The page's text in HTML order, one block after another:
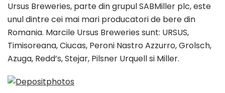
Ursus Breweries, parte din grupul SABMiller plc, este
unul dintre cei mai mari producatori de bere din
Romania. Marcile Ursus Breweries sunt: URSUS,
Timisoreana, Ciucas, Peroni Nastro Azzurro, Grolsch,
Azuga, Redd’s, Stejar, Pilsner Urquell si Miller.